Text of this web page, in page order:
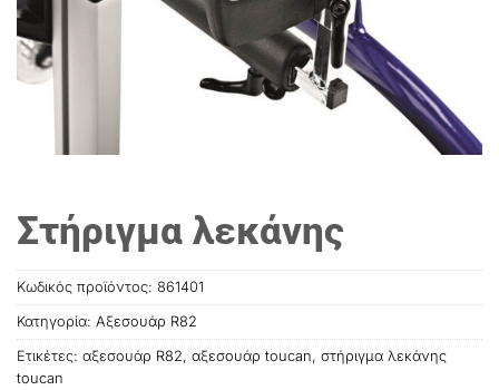
Στήριγμα λεκάνης
Κωδικός προϊόντος: 861401
Κατηγορία: Αξεσουάρ R82
Ετικέτες: αξεσουάρ R82, αξεσουάρ toucan, στήριγμα λεκάνης
toucan